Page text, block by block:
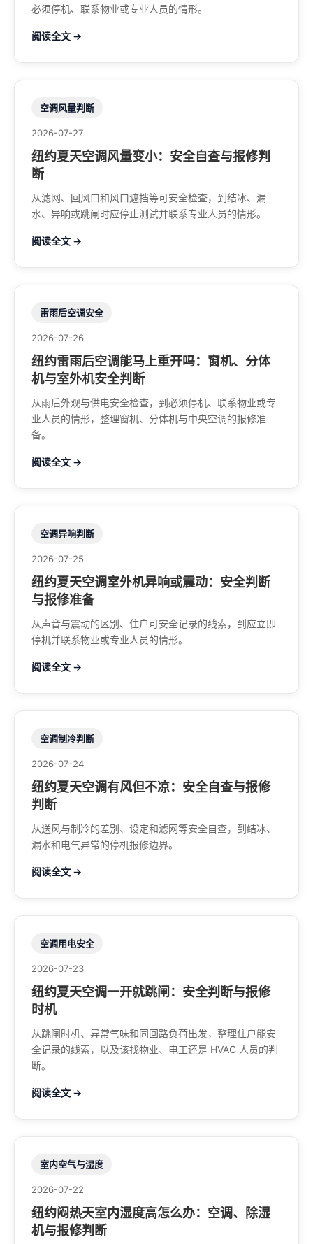
必须停机、联系物业或专业人员的情形。
阅读全文 →
空调风量判断
2026-07-27
纽约夏天空调风量变小：安全自查与报修判
断
从滤网、回风口和风口遮挡等可安全检查，到结冰、漏
水、异响或跳闸时应停止测试并联系专业人员的情形。
阅读全文 →
雷雨后空调安全
2026-07-26
纽约雷雨后空调能马上重开吗：窗机、分体
机与室外机安全判断
从雨后外观与供电安全检查，到必须停机、联系物业或专
业人员的情形，整理窗机、分体机与中央空调的报修准
备。
阅读全文 →
空调异响判断
2026-07-25
纽约夏天空调室外机异响或震动：安全判断
与报修准备
从声音与震动的区别、住户可安全记录的线索，到应立即
停机并联系物业或专业人员的情形。
阅读全文 →
空调制冷判断
2026-07-24
纽约夏天空调有风但不凉：安全自查与报修
判断
从送风与制冷的差别、设定和滤网等安全自查，到结冰、
漏水和电气异常的停机报修边界。
阅读全文 →
空调用电安全
2026-07-23
纽约夏天空调一开就跳闸：安全判断与报修
时机
从跳闸时机、异常气味和同回路负荷出发，整理住户能安
全记录的线索，以及该找物业、电工还是 HVAC 人员的判
断。
阅读全文 →
室内空气与湿度
2026-07-22
纽约闷热天室内湿度高怎么办：空调、除湿
机与报修判断